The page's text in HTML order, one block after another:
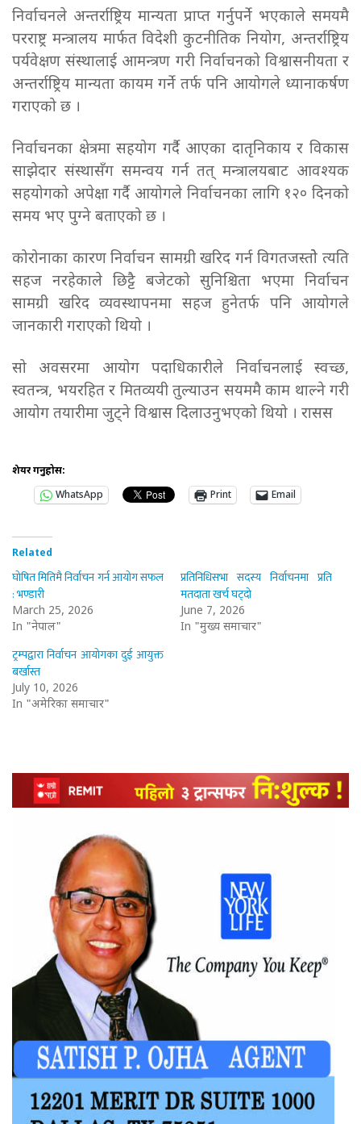
निर्वाचनले अन्तर्राष्ट्रिय मान्यता प्राप्त गर्नुपर्ने भएकाले समयमै
परराष्ट्र मन्त्रालय मार्फत विदेशी कुटनीतिक नियोग, अन्तर्राष्ट्रिय
पर्यवेक्षण संस्थालाई आमन्त्रण गरी निर्वाचनको विश्वासनीयता र
अन्तर्राष्ट्रिय मान्यता कायम गर्ने तर्फ पनि आयोगले ध्यानाकर्षण
गराएको छ ।
निर्वाचनका क्षेत्रमा सहयोग गर्दै आएका दातृनिकाय र विकास
साझेदार संस्थासँग समन्वय गर्न तत् मन्त्रालयबाट आवश्यक
सहयोगको अपेक्षा गर्दै आयोगले निर्वाचनका लागि १२० दिनको
समय भए पुग्ने बताएको छ ।
कोरोनाका कारण निर्वाचन सामग्री खरिद गर्न विगतजस्तोे त्यति
सहज नरहेकाले छिट्टै बजेटको सुनिश्चिता भएमा निर्वाचन
सामग्री खरिद व्यवस्थापनमा सहज हुनेतर्फ पनि आयोगले
जानकारी गराएको थियो ।
सो अवसरमा आयोग पदाधिकारीले निर्वाचनलाई स्वच्छ,
स्वतन्त्र, भयरहित र मितव्ययी तुल्याउन सयममै काम थाल्ने गरी
आयोग तयारीमा जुट्ने विश्वास दिलाउनुभएको थियो । रासस
शेयर गर्नुहोस:
WhatsApp
Print Email
Related
घोषित मितिमै निर्वाचन गर्न आयोग सफल
: भण्डारी
March 25, 2026
In "नेपाल"
प्रतिनिधिसभा सदस्य निर्वाचनमा प्रति
मतदाता खर्च घट्दो
June 7, 2026
In "मुख्य समाचार"
ट्रम्पद्वारा निर्वाचन आयोगका दुई आयुक्त
बर्खास्त
July 10, 2026
In "अमेरिका समाचार"